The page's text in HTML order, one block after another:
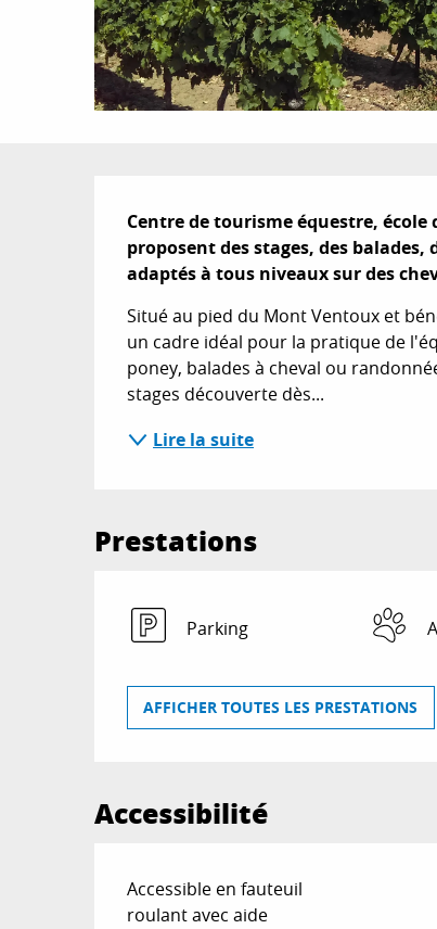
Description
Centre de tourisme équestre,
proposent des stages, des
adaptés à tous niveaux sur des
Situé au pied du Mont Ventoux et
un cadre idéal pour la pratique de
poney, balades à cheval ou
stages découverte dès...
Lire la suite
Prestations
Parking
AFFICHER TOUTES LES PRESTATIONS
Accessibilité
Accessible en fauteuil
roulant avec aide